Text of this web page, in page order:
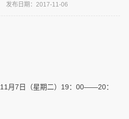
发布日期：2017-11-06
月7日（星期二）19：00——20：